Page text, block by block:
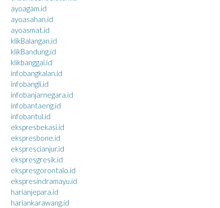
ayoagam.id
ayoasahan.id
ayoasmat.id
klikBalangan.id
klikBandung.id
klikbanggai.id
infobangkalan.id
infobangli.id
infobanjarnegara.id
infobantaeng.id
infobantul.id
ekspresbekasi.id
ekspresbone.id
eksprescianjur.id
ekspresgresik.id
ekspresgorontalo.id
ekspresindramayu.id
harianjepara.id
hariankarawang.id